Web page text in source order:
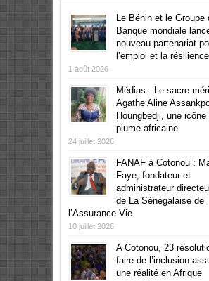
Le Bénin et le Groupe
Banque mondiale
nouveau partenariat
l’emploi et la résilience
1 août 2026
Médias : Le sacre
Agathe Aline
Houngbedji, une icône
plume africaine
24 juillet 2026
FANAF à Cotonou :
Faye, fondateur et
administrateur
de La Sénégalaise de
l’Assurance Vie
10 juillet 2026
A Cotonou, 23
faire de l’inclusion
une réalité en Afrique